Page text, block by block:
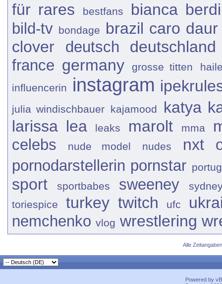
für rares bestfans bianca
bild-tv bondage brazil caro daur
clover
deutsch deutschland
france germany grosse titten
influencerin instagram
julia windischbauer kajamood katya
larissa lea leaks marolt mma
celebs nude model nudes nxt
pornodarstellerin pornstar
sport sportbabes sweeney
toriespice
turkey twitch ufc
nemchenko vlog wrestlering
Alle
Powered by